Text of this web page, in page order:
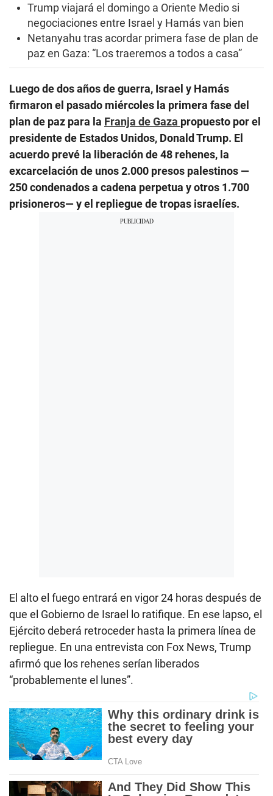
Trump viajará el domingo a Oriente Medio si
negociaciones entre Israel y Hamás van bien
Netanyahu tras acordar primera fase de plan de
paz en Gaza: “Los traeremos a todos a casa”
Luego de dos años de guerra, Israel y Hamás
firmaron el pasado miércoles la primera fase del
plan de paz para la Franja de Gaza propuesto por el
presidente de Estados Unidos, Donald Trump. El
acuerdo prevé la liberación de 48 rehenes, la
excarcelación de unos 2.000 presos palestinos —
250 condenados a cadena perpetua y otros 1.700
prisioneros— y el repliegue de tropas israelíes.
El alto el fuego entrará en vigor 24 horas después de
que el Gobierno de Israel lo ratifique. En ese lapso, el
Ejército deberá retroceder hasta la primera línea de
repliegue. En una entrevista con Fox News, Trump
afirmó que los rehenes serían liberados
“probablemente el lunes”.